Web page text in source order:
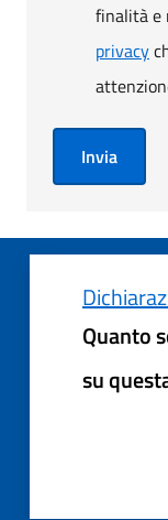
finalità e
privacy
Invia
Quanto
su